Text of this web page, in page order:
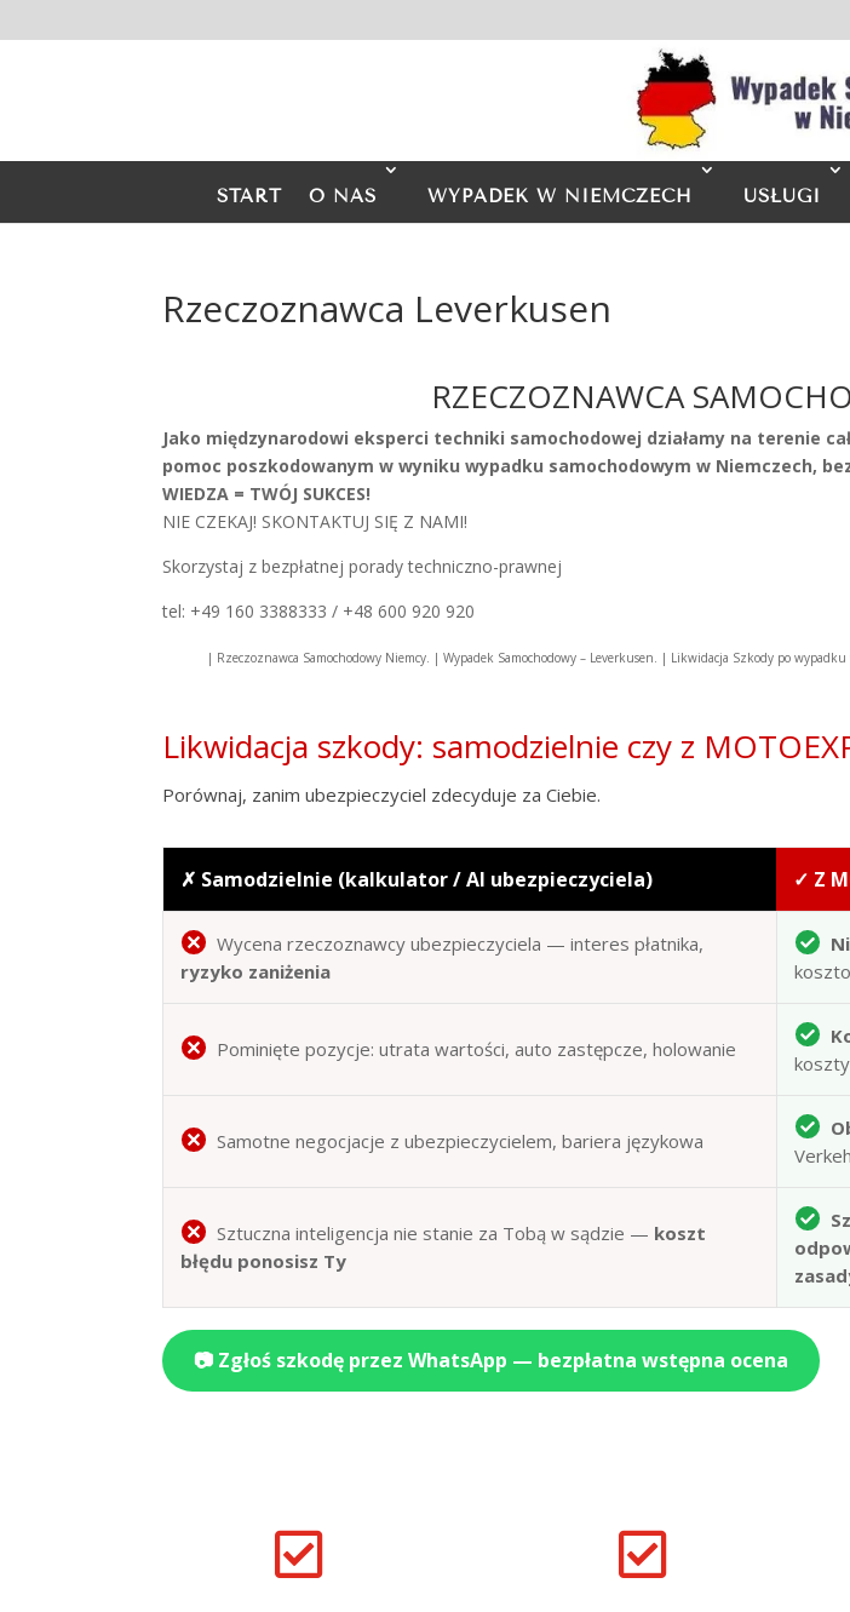
START O NAS WYPADEK W NIEMCZECH USŁUGI
Rzeczoznawca Leverkusen
RZECZOZNAWCA
Jako międzynarodowi eksperci techniki samochodowej działamy na terenie
pomoc poszkodowanym w wyniku wypadku samochodowym w Niemczech,
WIEDZA = TWÓJ SUKCES!
NIE CZEKAJ! SKONTAKTUJ SIĘ Z NAMI!
Skorzystaj z bezpłatnej porady techniczno-prawnej
tel: +49 160 3388333 / +48 600 920 920
| Rzeczoznawca Samochodowy Niemcy. | Wypadek Samochodowy – Leverkusen. | Likwidacja Szkody po
Likwidacja szkody: samodzielnie czy z
Porównaj, zanim ubezpieczyciel zdecyduje za Ciebie.
✗ Samodzielnie (kalkulator / AI ubezpieczyciela) ✓ Z
Wycena rzeczoznawcy ubezpieczyciela — interes płatnika,
ryzyko zaniżenia
Pominięte pozycje: utrata wartości, auto zastępcze, holowanie
Samotne negocjacje z ubezpieczycielem, bariera językowa
Sztuczna inteligencja nie stanie za Tobą w sądzie — koszt
błędu ponosisz Ty
📷 Zgłoś szkodę przez WhatsApp — bezpłatna wstępna ocena
 